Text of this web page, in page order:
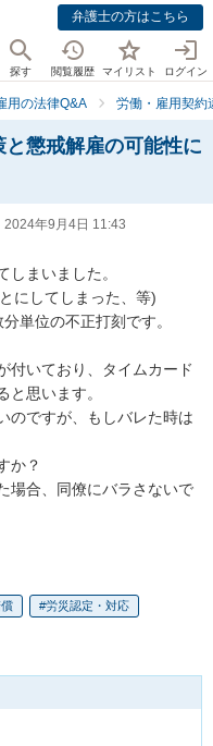
弁護士の方はこちら
探す 閲覧履歴 マイリスト ログイン
用の法律Q&A 労働・雇用契約
懲戒解雇の可能性に
2024年9月4日 11:43
まいました。
にしてしまった、等)
単位の不正打刻です。
付いており、タイムカード
と思います。
のですが、もしバレた時は
か？
場合、同僚にバラさないで
労災認定・対応